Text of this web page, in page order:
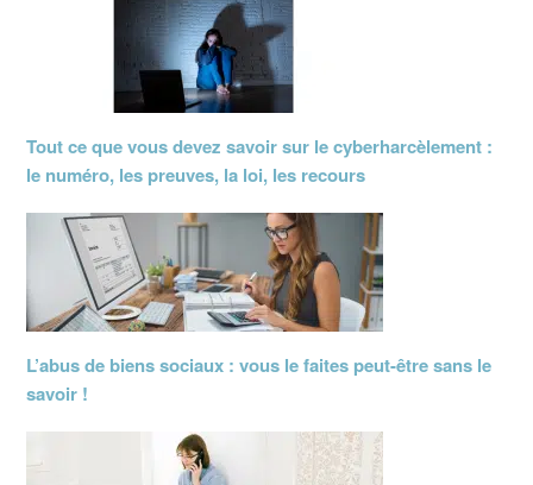
Tout ce que vous devez savoir sur le cyberharcèlement :
le numéro, les preuves, la loi, les recours
L’abus de biens sociaux : vous le faites peut-être sans le
savoir !